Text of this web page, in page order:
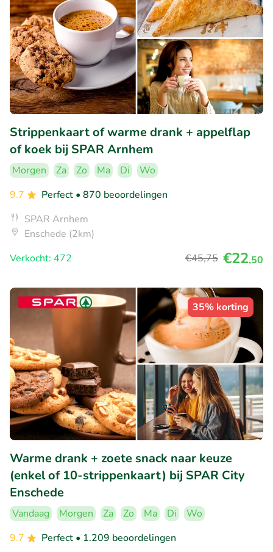
Strippenkaart of warme drank + appelflap
of koek bij SPAR Arnhem
Morgen Za Zo Ma Di
Wo
9.7
Perfect • 870 beoordelingen
SPAR Arnhem
Enschede (2km)
Verkocht: 472
€45,75 €22,50
35% korting
Warme drank + zoete snack naar keuze
(enkel of 10-strippenkaart) bij SPAR City
Enschede
Vandaag Morgen Za Zo Ma Di
Wo
9.7
Perfect • 1.209 beoordelingen